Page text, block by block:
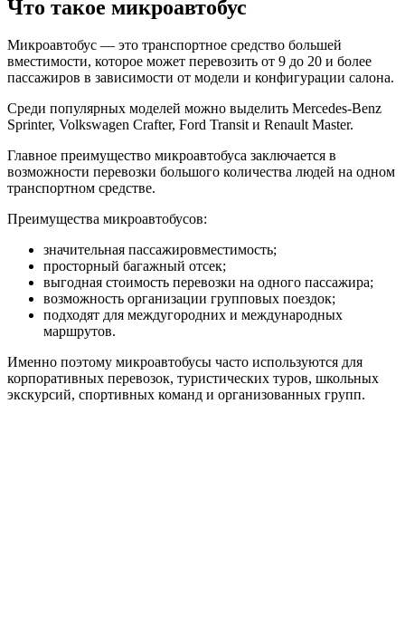
Что такое микроавтобус
Микроавтобус — это транспортное средство большей
вместимости, которое может перевозить от 9 до 20 и более
пассажиров в зависимости от модели и конфигурации салона.
Среди популярных моделей можно выделить Mercedes-Benz
Sprinter, Volkswagen Crafter, Ford Transit и Renault Master.
Главное преимущество микроавтобуса заключается в
возможности перевозки большого количества людей на одном
транспортном средстве.
Преимущества микроавтобусов:
значительная пассажировместимость;
просторный багажный отсек;
выгодная стоимость перевозки на одного пассажира;
возможность организации групповых поездок;
подходят для междугородних и международных
маршрутов.
Именно поэтому микроавтобусы часто используются для
корпоративных перевозок, туристических туров, школьных
экскурсий, спортивных команд и организованных групп.